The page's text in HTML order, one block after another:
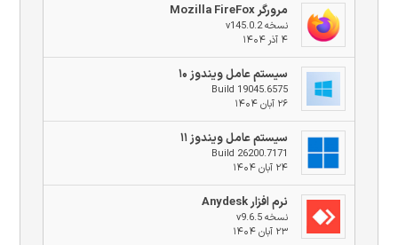
مرورگر Mozilla FireFox
نسخه v145.0.2
۴ آذر ۱۴۰۴
سیستم عامل ویندوز ۱۰
Build 19045.6575
۲۶ آبان ۱۴۰۴
سیستم عامل ویندوز ۱۱
Build 26200.7171
۲۴ آبان ۱۴۰۴
نرم افزار Anydesk
نسخه v9.6.5
۲۳ آبان ۱۴۰۴